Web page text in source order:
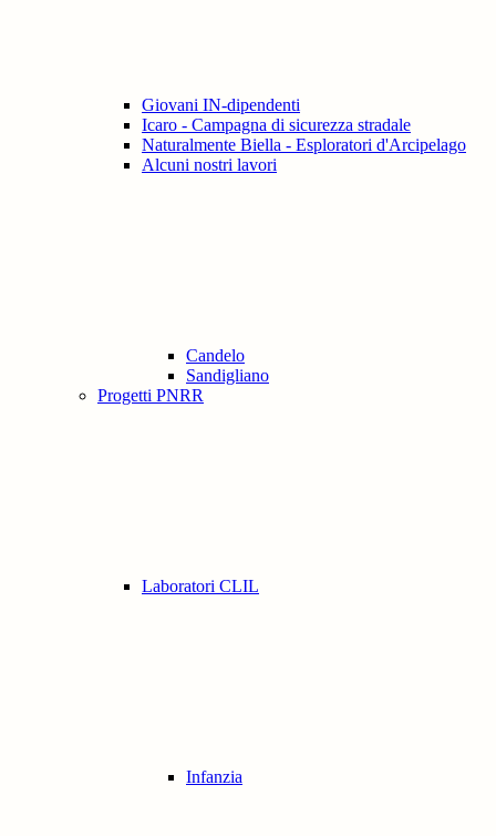
Giovani IN-dipendenti
Icaro - Campagna di sicurezza stradale
Naturalmente Biella - Esploratori d'Arcipelago
Alcuni nostri lavori
Candelo
Sandigliano
Progetti PNRR
Laboratori CLIL
Infanzia